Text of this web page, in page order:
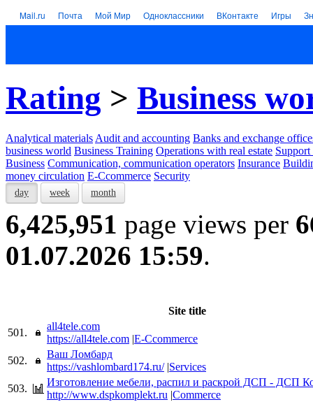
Mail.ru Почта Мой Мир Одноклассники ВКонтакте Игры
Rating > Business
Analytical materials Audit and accounting Banks and exchange
business world Business Training Operations with real estate Support
Business Communication, communication operators Insurance
money circulation E-Ccommerce Security
day week month
6,425,951 page views per
01.07.2026 15:59.
Site title
501.
all4tele.com
https://all4tele.com |E-Ccommerce
502.
Ваш Ломбард
https://vashlombard174.ru/ |Services
503.
Изготовление мебели, распил и раскрой ДСП - ДСП
http://www.dspkomplekt.ru |Commerce